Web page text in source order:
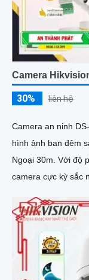
Camera
30% liên hệ
Camera an ninh
hình ảnh ban đêm
Ngoại 30m. Với độ phân giải FULL HD 1080P, hình ảnh của
camera cực kỳ sắc